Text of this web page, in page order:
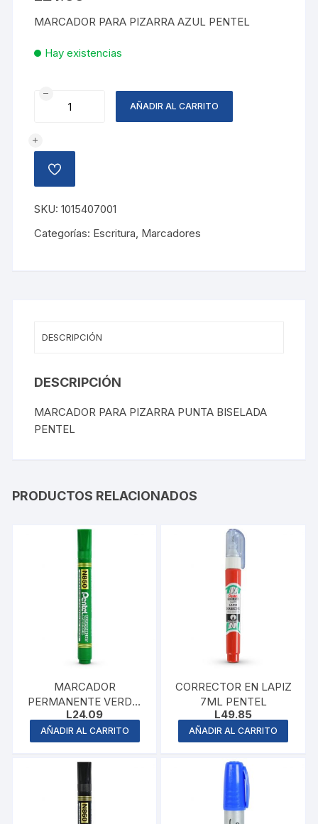
MARCADOR PARA PIZARRA AZUL PENTEL
Hay existencias
MARCADOR
ACRILICO
PENTEL
cantidad
AÑADIR AL CARRITO
AÑADIR
A
LISTA
DE
DESEOS
SKU:1015407001
Categorías: Escritura, Marcadores
DESCRIPCIÓN
DESCRIPCIÓN
MARCADOR PARA PIZARRA PUNTA BISELADA
PENTEL
PRODUCTOS RELACIONADOS
MARCADOR
PERMANENTE VERDE,
PENTEL
L24.09
AÑADIR AL CARRITO
CORRECTOR EN LAPIZ
7ML PENTEL
L49.85
AÑADIR AL CARRITO